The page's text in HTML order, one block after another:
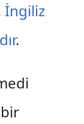
İngiliz
.